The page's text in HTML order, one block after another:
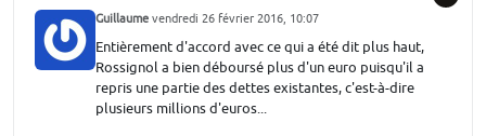
Guillaume vendredi 26 février 2016, 10:07
Entièrement d'accord avec ce qui a été dit plus haut,
Rossignol a bien déboursé plus d'un euro puisqu'il a
repris une partie des dettes existantes, c'est-à-dire
plusieurs millions d'euros...